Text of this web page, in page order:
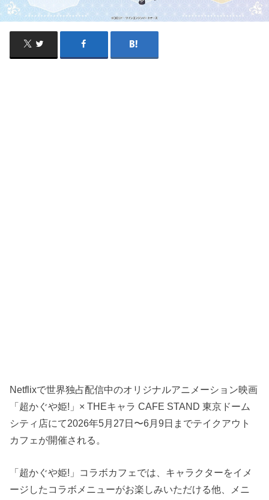
Netflixで世界独占配信中のオリジナルアニメーション映画
「超かぐや姫!」× THEキャラ CAFE STAND 東京ドーム
シティ店にて2026年5月27日〜6月9日までテイクアウト
カフェが開催される。
「超かぐや姫!」コラボカフェでは、キャラクターをイメ
ージしたコラボメニューがお楽しみいただける他、メニ